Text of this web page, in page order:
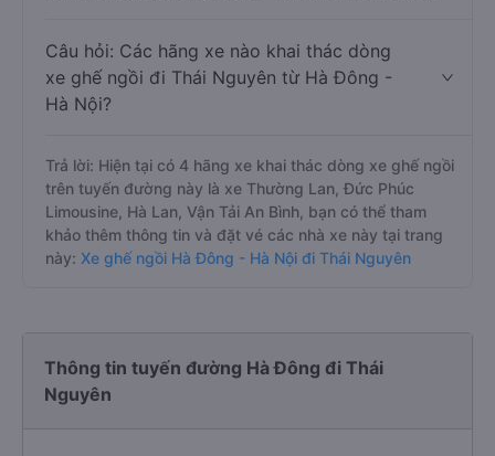
Câu hỏi: Các hãng xe nào khai thác dòng
xe ghế ngồi đi Thái Nguyên từ Hà Đông -
Hà Nội?
Trả lời: Hiện tại có 4 hãng xe khai thác dòng xe ghế ngồi
trên tuyến đường này là xe Thường Lan, Đức Phúc
Limousine, Hà Lan, Vận Tải An Bình, bạn có thể tham
khảo thêm thông tin và đặt vé các nhà xe này tại trang
này: Xe ghế ngồi Hà Đông - Hà Nội đi Thái Nguyên
Thông tin tuyến đường Hà Đông đi Thái
Nguyên